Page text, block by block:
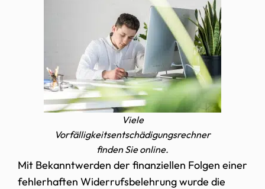
Viele
Vorfälligkeitsentschädigungsrechner
finden Sie online.
Mit Bekanntwerden der finanziellen Folgen einer
fehlerhaften Widerrufsbelehrung wurde die